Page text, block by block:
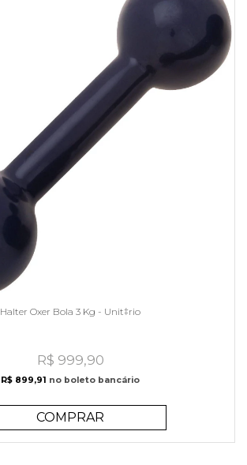
Halter Oxer Bola 3 Kg - Unit‡rio
R$ 999,90
R$ 899,91 no boleto bancário
COMPRAR